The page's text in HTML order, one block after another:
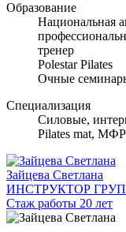
Образование
Национальная
тренер
Polestar Pilates
Очные
Специализация
Cиловые,
Pilates mat, МФР
Зайцева Светлана
ИНСТРУКТОР
Стаж работы 20 лет